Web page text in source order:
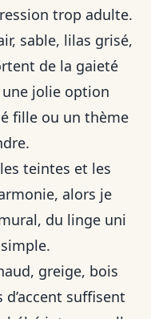
trop adulte.
sable, lilas grisé,
de la gaieté
jolie option
fille ou un thème
teintes et les
alors je
du linge uni
greige, bois
suffisent